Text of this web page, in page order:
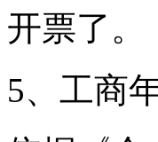
开票了。
5、工商